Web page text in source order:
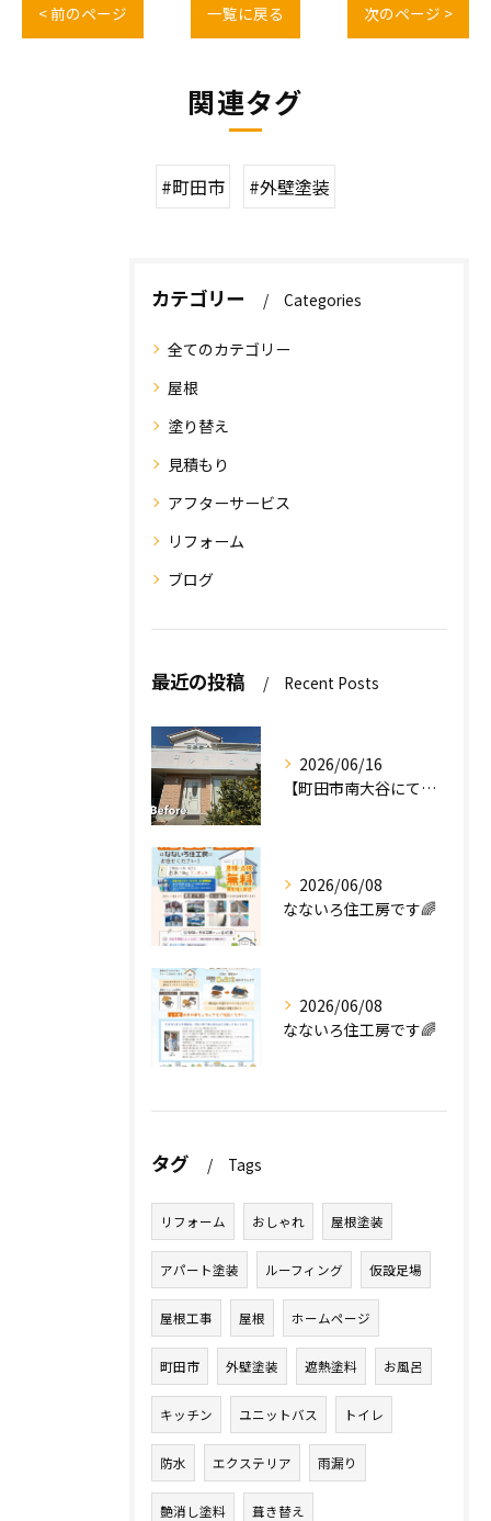
< 前のページ 一覧に戻る 次のページ >
関連タグ
#町田市 #外壁塗装
カテゴリー Categories
全てのカテゴリー
屋根
塗り替え
見積もり
アフターサービス
リフォーム
ブログ
最近の投稿 Recent Posts
2026/06/16
【町田市南大谷にて外壁塗装工事完工のお知らせ】
2026/06/08
なないろ住工房です🌈
2026/06/08
なないろ住工房です🌈
タグ Tags
リフォーム おしゃれ 屋根塗装
アパート塗装 ルーフィング 仮設足場
屋根工事 屋根 ホームページ
町田市 外壁塗装 遮熱塗料 お風呂
キッチン ユニットバス トイレ
防水 エクステリア 雨漏り
艶消し塗料 葺き替え